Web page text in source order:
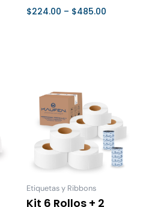
$224.00 – $485.00
producto
variantes.
Las
opciones
pueden
Etiquetas y Ribbons
Kit 6 Rollos + 2
múltiples
Las